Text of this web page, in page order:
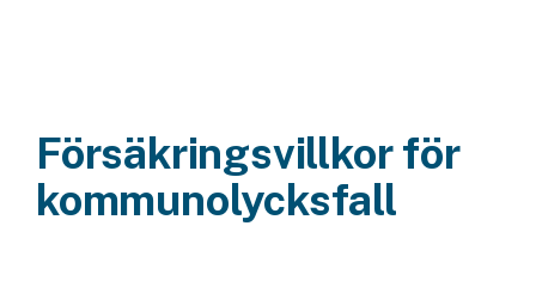
Försäkringsvillkor för
kommunolycksfall